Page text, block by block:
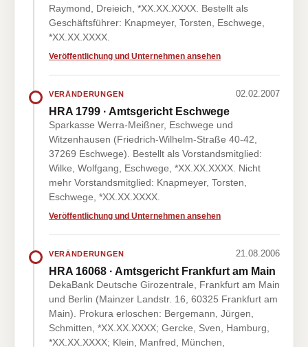
Raymond, Dreieich, *XX.XX.XXXX. Bestellt als
Geschäftsführer: Knapmeyer, Torsten, Eschwege,
*XX.XX.XXXX.
Veröffentlichung und Unternehmen ansehen
VERÄNDERUNGEN 02.02.2007
HRA 1799 · Amtsgericht Eschwege
Sparkasse Werra-Meißner, Eschwege und
Witzenhausen (Friedrich-Wilhelm-Straße 40-42,
37269 Eschwege). Bestellt als Vorstandsmitglied:
Wilke, Wolfgang, Eschwege, *XX.XX.XXXX. Nicht
mehr Vorstandsmitglied: Knapmeyer, Torsten,
Eschwege, *XX.XX.XXXX.
Veröffentlichung und Unternehmen ansehen
VERÄNDERUNGEN 21.08.2006
HRA 16068 · Amtsgericht Frankfurt am Main
DekaBank Deutsche Girozentrale, Frankfurt am Main
und Berlin (Mainzer Landstr. 16, 60325 Frankfurt am
Main). Prokura erloschen: Bergemann, Jürgen,
Schmitten, *XX.XX.XXXX; Gercke, Sven, Hamburg,
*XX.XX.XXXX; Klein, Manfred, München,